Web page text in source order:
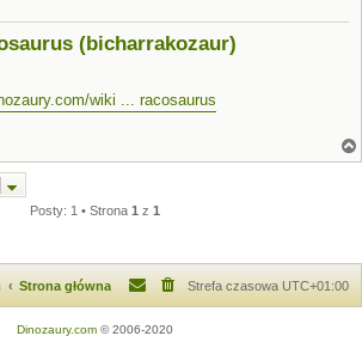
(bicharrakozaur)
wiki ... racosaurus
Posty: 1 • Strona 1 z 1
Strona główna Strefa czasowa UTC+01:00
Dinozaury.com© 2006-2020